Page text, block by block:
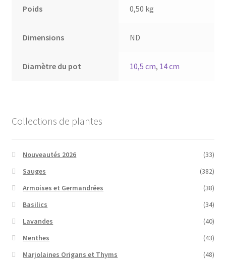
Poids 0,50 kg
Dimensions ND
Diamètre du pot 10,5 cm, 14 cm
Collections de plantes
Nouveautés 2026
(33)
Sauges
(382)
Armoises et Germandrées
(38)
Basilics
(34)
Lavandes
(40)
Menthes
(43)
Marjolaines Origans et Thyms
(48)